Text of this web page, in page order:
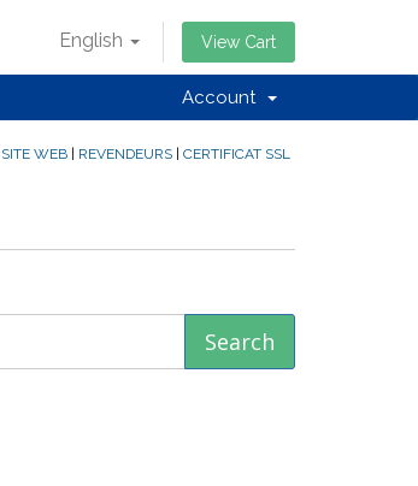
English View Cart
Account
WEB| REVENDEURS| CERTIFICAT SSL